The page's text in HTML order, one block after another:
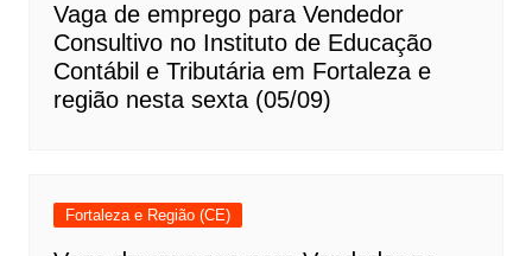
Vaga de emprego para Vendedor
Consultivo no Instituto de Educação
Contábil e Tributária em Fortaleza e
região nesta sexta (05/09)
Fortaleza e Região (CE)